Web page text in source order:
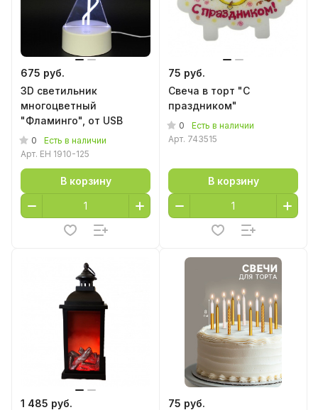
675 руб.
3D светильник
многоцветный
"Фламинго", от USB
0
Есть в наличии
Арт. EH 1910-125
В корзину
75 руб.
Свеча в торт "С
праздником"
0
Есть в наличии
Арт. 743515
В корзину
1 485 руб.
75 руб.